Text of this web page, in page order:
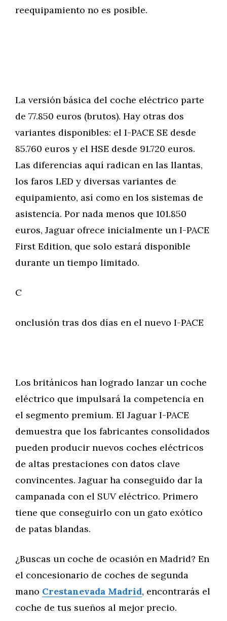
reequipamiento no es posible.
La versión básica del coche eléctrico parte
de 77.850 euros (brutos). Hay otras dos
variantes disponibles: el I-PACE SE desde
85.760 euros y el HSE desde 91.720 euros.
Las diferencias aquí radican en las llantas,
los faros LED y diversas variantes de
equipamiento, así como en los sistemas de
asistencia. Por nada menos que 101.850
euros, Jaguar ofrece inicialmente un I-PACE
First Edition, que solo estará disponible
durante un tiempo limitado.
C
onclusión tras dos días en el nuevo I-PACE
Los británicos han logrado lanzar un coche
eléctrico que impulsará la competencia en
el segmento premium. El Jaguar I-PACE
demuestra que los fabricantes consolidados
pueden producir nuevos coches eléctricos
de altas prestaciones con datos clave
convincentes. Jaguar ha conseguido dar la
campanada con el SUV eléctrico. Primero
tiene que conseguirlo con un gato exótico
de patas blandas.
¿Buscas un coche de ocasión en Madrid? En
el concesionario de coches de segunda
mano Crestanevada Madrid, encontrarás el
coche de tus sueños al mejor precio.